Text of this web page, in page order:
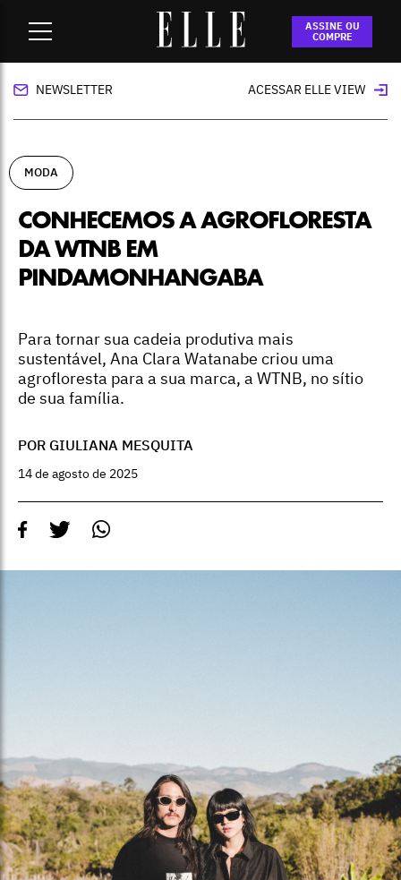
ASSINE OU
COMPRE
Conhecemos a agrofloresta da WTNB em
Pindamonhangaba
NEWSLETTER ACESSAR ELLE VIEW
MODA
CONHECEMOS A AGROFLORESTA
DA WTNB EM
PINDAMONHANGABA
Para tornar sua cadeia produtiva mais
sustentável, Ana Clara Watanabe criou uma
agrofloresta para a sua marca, a WTNB, no sítio
de sua família.
POR GIULIANA MESQUITA
14 de agosto de 2025